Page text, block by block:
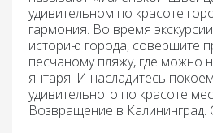
удивительном по красоте
гармония. Во время
историю города, совершите
песчаному пляжу, где можно
янтаря. И насладитесь
удивительного по красоте
Возвращение в